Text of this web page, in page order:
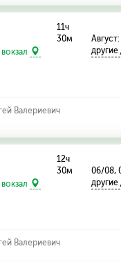
11ч
30м
Валериевич
12ч
30м
06/08,
Валериевич